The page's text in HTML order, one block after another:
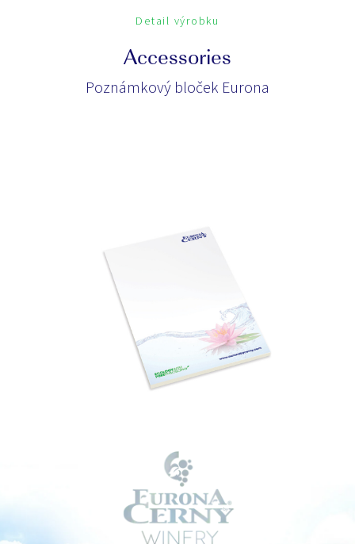
Detail výrobku
Accessories
Poznámkový bloček Eurona